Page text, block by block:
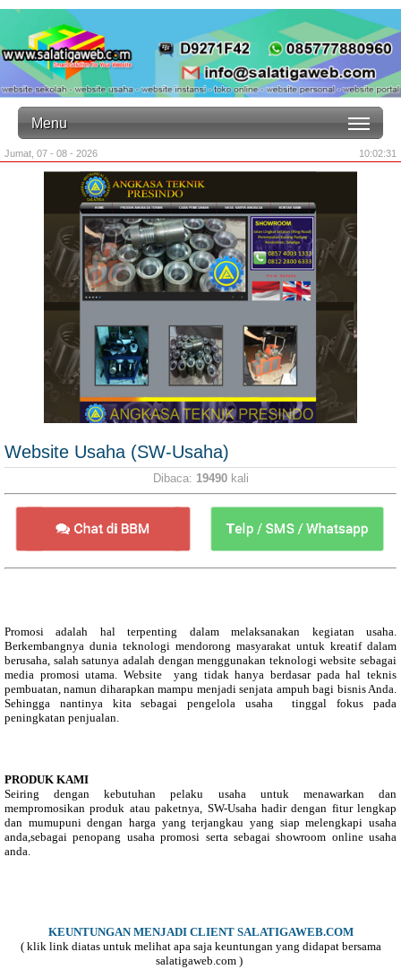
Menu
Jumat, 07 - 08 - 2026 10:02:31
Website Usaha (SW-Usaha)
Dibaca: 19490kali
Promosi adalah hal terpenting dalam melaksanakan kegiatan usaha.
Berkembangnya dunia teknologi mendorong masyarakat untuk kreatif dalam
berusaha, salah satunya adalah dengan menggunakan teknologi website sebagai
media promosi utama. Website yang tidak hanya berdasar pada hal teknis
pembuatan, namun diharapkan mampu menjadi senjata ampuh bagi bisnis Anda.
Sehingga nantinya kita sebagai pengelola usaha tinggal fokus pada
peningkatan penjualan.
PRODUK KAMI
Seiring dengan kebutuhan pelaku usaha untuk menawarkan dan
mempromosikan produk atau paketnya, SW-Usaha hadir dengan fitur lengkap
dan mumupuni dengan harga yang terjangkau yang siap melengkapi usaha
anda,sebagai penopang usaha promosi serta sebagai showroom online usaha
anda.
KEUNTUNGAN MENJADI CLIENT SALATIGAWEB.COM
( klik link diatas untuk melihat apa saja keuntungan yang didapat bersama
salatigaweb.com )